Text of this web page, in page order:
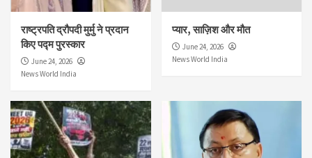
राष्ट्रपति द्रौपदी मुर्मु ने प्रदान
किए पद्म पुरस्कार
June 24, 2026
News World India
प्यार, साज़िश और मौत
June 24, 2026
News World India